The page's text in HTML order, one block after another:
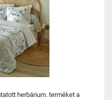
herbárium. terméket a